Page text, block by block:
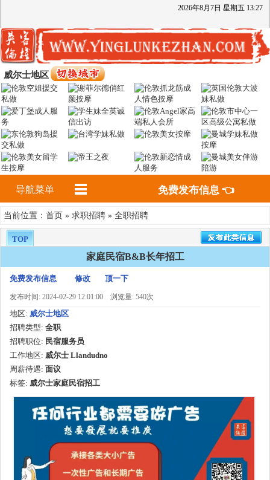
2026年8月 7日 星期五 13:27
威尔士地区
导航菜单 免费发布信息 👈
当前位置： 首页 » 求职招聘 » 全职招聘
TOP
家庭民宿B&B长年招工
免费发布信息 修改 顶一下
发布时间: 2024-02-29 12:01:00 浏览量: 540次
地区: 威尔士地区
招聘类型: 全职
招聘职位: 民宿服务员
工作地区: 威尔士 Llandudno
周薪待遇: 面议
标签: 威尔士家庭民宿招工